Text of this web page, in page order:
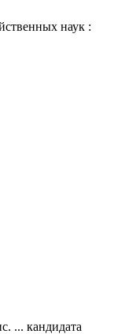
наук :
... кандидата